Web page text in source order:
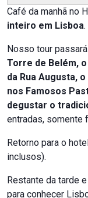
Café da manhã no
inteiro em Lisboa.
Nosso tour
Torre de Belém,
da Rua Augusta,
nos Famosos
degustar o
entradas, somente
Retorno para o
inclusos).
Restante da tarde
para conhecer